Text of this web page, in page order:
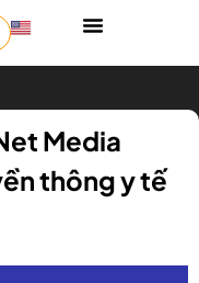
Media
thông y tế